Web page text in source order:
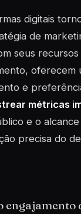
digitais
de
seus
oferecem
e
métricas
e o
precisa do
engajamento